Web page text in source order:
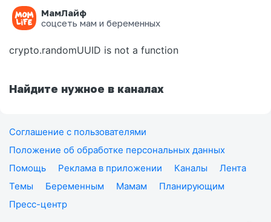
МамЛайф
соцсеть мам и беременных
Ошибка на странице
crypto.randomUUID is not a function
Найдите нужное в каналах
Соглашение с пользователями
Положение об обработке персональных данных
Помощь
Реклама в приложении Каналы
Лента
Темы
Беременным Мамам
Планирующим
Пресс-центр